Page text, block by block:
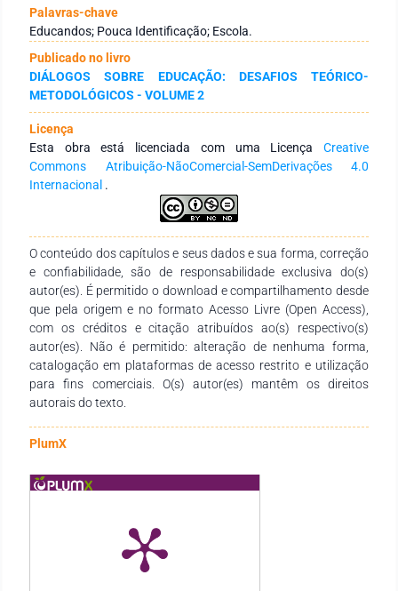
sendo ela, um dos pontos fundamentais do cerne do estudo
que tem como questão primordial: Qual(is) o(s) fator(es) que
configura(m) a falta de percepção com o local pelos
educandos? Dentro deste contexto, buscou‐se demonstrar,
de forma concisa e expositiva, fatores associados a pouca
identificação destes educandos com o local. Ponto originado
também da globalidade presente sobre o espaço escolar.
concretizado na sala de aula. Neste percurso educativo, o
estudo, apresenta como proposta: (a) a Investigação na
forma metodologia dos educadores nas aulas das turmas
que compõe a pesquisa de campo; (b) a compreensão dos
acontecimentos das massificações culturais oriundas da
na sala de aula.
Palavras-chave
Educandos; Pouca Identificação; Escola.
Publicado no livro
DIÁLOGOS SOBRE EDUCAÇÃO: DESAFIOS TEÓRICO-
METODOLÓGICOS - VOLUME 2
Licença
Esta obra está licenciada com uma Licença Creative
Commons Atribuição-NãoComercial-SemDerivações 4.0
Internacional .
O conteúdo dos capítulos e seus dados e sua forma, correção
e confiabilidade, são de responsabilidade exclusiva do(s)
autor(es). É permitido o download e compartilhamento desde
que pela origem e no formato Acesso Livre (Open Access),
com os créditos e citação atribuídos ao(s) respectivo(s)
autor(es). Não é permitido: alteração de nenhuma forma,
catalogação em plataformas de acesso restrito e utilização
para fins comerciais. O(s) autor(es) mantêm os direitos
autorais do texto.
PlumX